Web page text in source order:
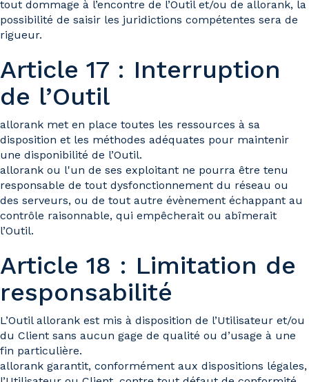
tout dommage à l’encontre de l’Outil et/ou de allorank, la
possibilité de saisir les juridictions compétentes sera de
rigueur.
Article 17 : Interruption
de l’Outil
allorank met en place toutes les ressources à sa
disposition et les méthodes adéquates pour maintenir
une disponibilité de l’Outil.
allorank ou l'un de ses exploitant ne pourra être tenu
responsable de tout dysfonctionnement du réseau ou
des serveurs, ou de tout autre évènement échappant au
contrôle raisonnable, qui empêcherait ou abîmerait
l’Outil.
Article 18 : Limitation de
responsabilité
L’Outil allorank est mis à disposition de l’Utilisateur et/ou
du Client sans aucun gage de qualité ou d’usage à une
fin particulière.
allorank garantit, conformément aux dispositions légales,